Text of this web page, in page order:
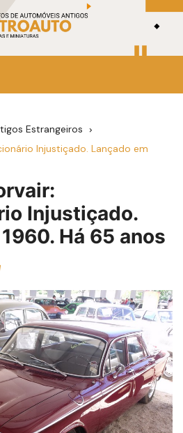
Estrangeiros
Injustiçado. Lançado em
Injustiçado.
Há 65 anos